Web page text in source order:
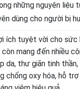
những nguyên liệu
dùng cho người bị
ích tuyệt vời cho sức
mang đến nhiều
da, thư giãn tinh
chống oxy hóa, hỗ